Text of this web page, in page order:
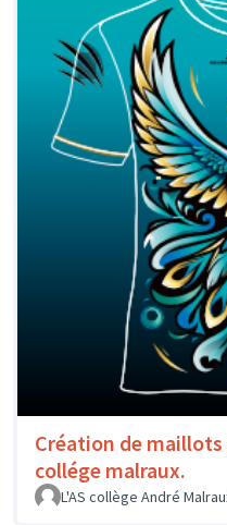
Création de maillots
collége malraux.
L'AS collège André